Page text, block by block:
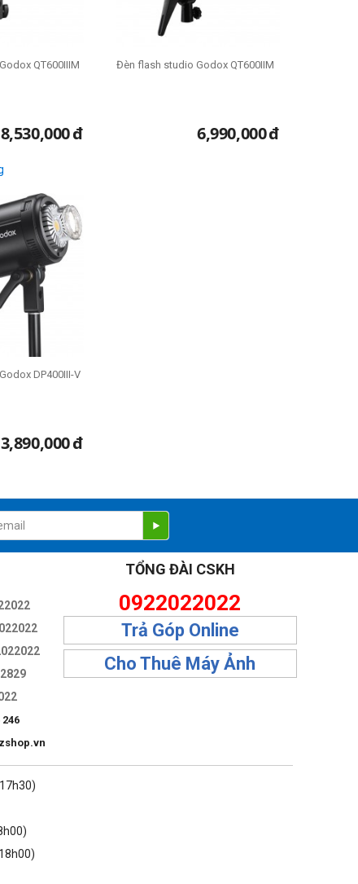
QT600IIIM
8,530,000đ
Đèn flash studio Godox QT600IIM
6,990,000đ
DP400III-V
3,890,000đ
246
TỔNG ĐÀI CSKH
0922022022
Trả Góp Online
Cho Thuê Máy Ảnh